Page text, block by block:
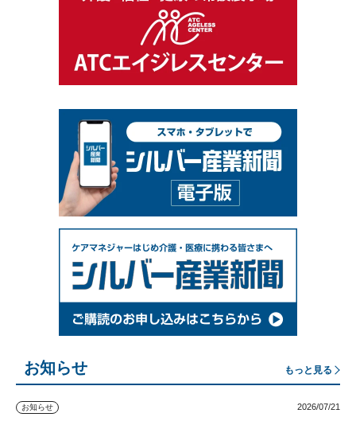
お知らせ もっと見る
お知らせ 2026/07/21